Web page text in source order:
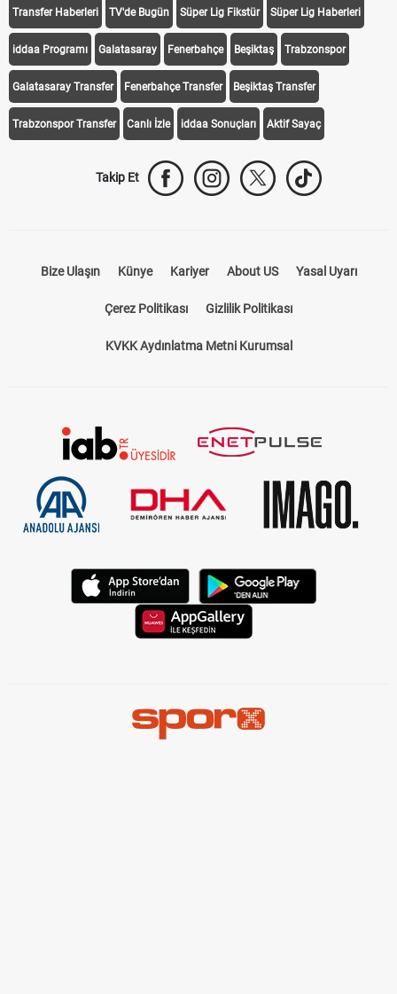
Transfer Haberleri TV'de Bugün Süper Lig Fikstür Süper Lig Haberleri
iddaa Programı Galatasaray Fenerbahçe Beşiktaş Trabzonspor
Galatasaray Transfer Fenerbahçe Transfer Beşiktaş Transfer
Trabzonspor Transfer Canlı İzle iddaa Sonuçları Aktif Sayaç